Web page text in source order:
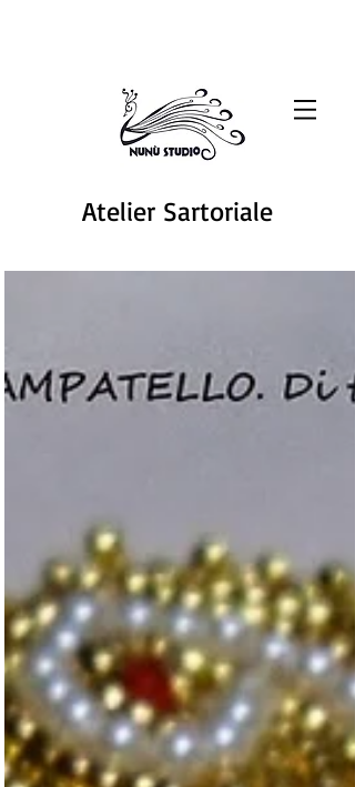
Atelier Sartoriale